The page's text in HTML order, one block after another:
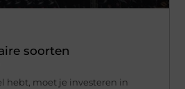
soorten
hebt, moet je investeren in